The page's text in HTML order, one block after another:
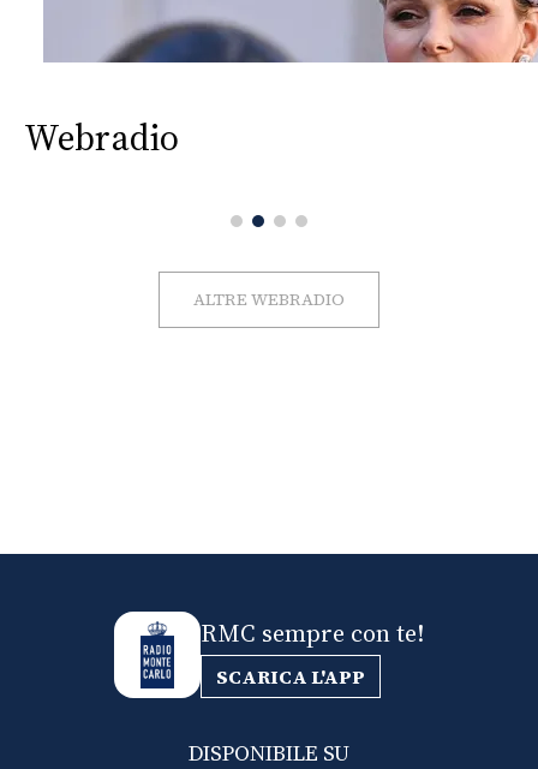
Webradio
ALTRE WEBRADIO
RMC sempre con te!
SCARICA L'APP
DISPONIBILE SU